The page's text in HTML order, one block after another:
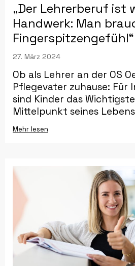
„Der Lehrerberuf ist
Handwerk: Man
Fingerspitzengefühl“
27. März 2024
Ob als Lehrer an der OS
Pflegevater zuhause: Für
sind Kinder das
Mittelpunkt seines
Mehr lesen